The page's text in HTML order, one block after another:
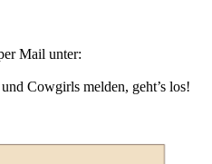
Mail unter:
Cowgirls melden, geht’s los!